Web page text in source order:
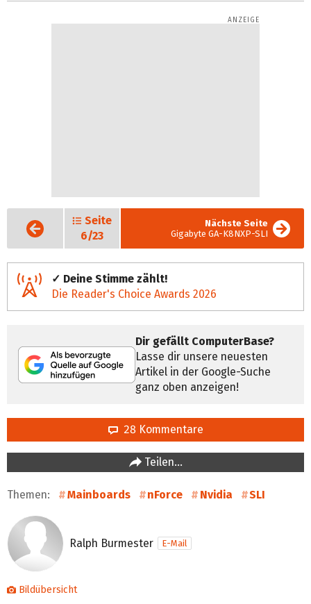
Vorige
Seite
Seite
6/23
Nächste Seite
Gigabyte GA-K8NXP-SLI
✓ Deine Stimme zählt!
Die Reader's Choice Awards 2026
Dir gefällt ComputerBase?
Lasse dir unsere neuesten
Artikel in der Google-Suche
ganz oben anzeigen!
28 Kommentare
Teilen…
Themen: Mainboards nForce Nvidia SLI
Ralph Burmester E-Mail
Bildübersicht